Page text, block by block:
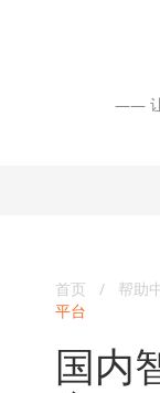
—— 让
首页 / 帮助
平台
国内